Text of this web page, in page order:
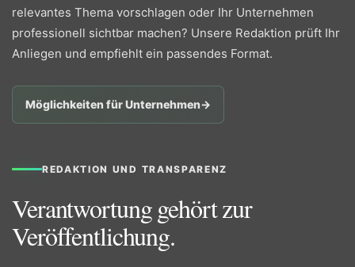
relevantes Thema vorschlagen oder Ihr Unternehmen
professionell sichtbar machen? Unsere Redaktion prüft Ihr
Anliegen und empfiehlt ein passendes Format.
Möglichkeiten für Unternehmen→
REDAKTION UND TRANSPARENZ
Verantwortung gehört zur
Veröffentlichung.